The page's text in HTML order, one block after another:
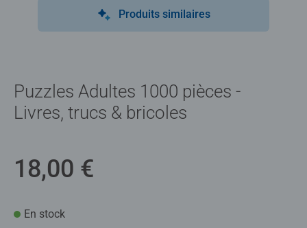
Produits similaires
Puzzles Adultes 1000 pièces -
Livres, trucs & bricoles
18,00 €
En stock